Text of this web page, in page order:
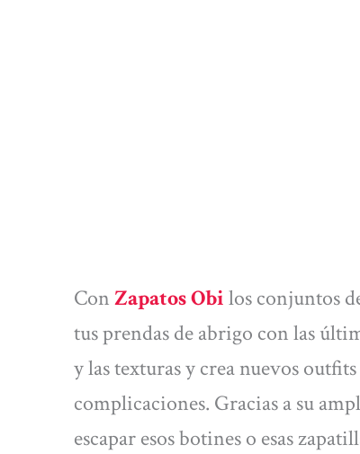
ConZapatos Obilos conjuntos
tus prendas de abrigo con las
y las texturas y crea nuevos
complicaciones. Gracias a su
escapar esos botines o esas